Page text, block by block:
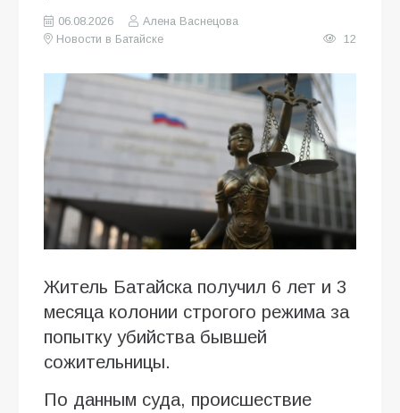
06.08.2026
Алена Васнецова
Новости в Батайске
12
Житель Батайска получил 6 лет и 3
месяца колонии строгого режима за
попытку убийства бывшей
сожительницы.
По данным суда, происшествие